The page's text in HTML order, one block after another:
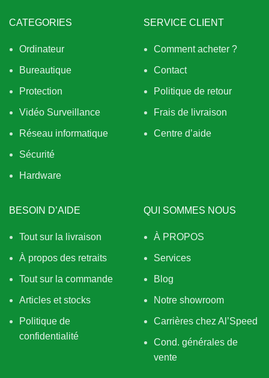
CATEGORIES
Ordinateur
Bureautique
Protection
Vidéo Surveillance
Réseau informatique
Sécurité
Hardware
SERVICE CLIENT
Comment acheter ?
Contact
Politique de retour
Frais de livraison
Centre d’aide
BESOIN D’AIDE
Tout sur la livraison
À propos des retraits
Tout sur la commande
Articles et stocks
Politique de
confidentialité
QUI SOMMES NOUS
À PROPOS
Services
Blog
Notre showroom
Carrières chez Al’Speed
Cond. générales de
vente